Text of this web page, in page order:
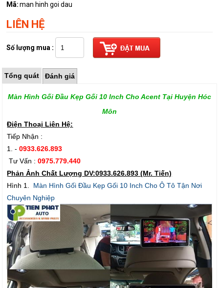
Mã: man hinh goi dau
LIÊN HỆ
Số lượng mua :
Tổng quát Đánh giá
Màn Hình Gối Đầu Kẹp Gối 10 Inch Cho Acent Tại Huyện Hóc
Môn
Điện Thoại Liên Hệ:
Tiếp Nhận :
1. -0933.626.893
Tư Vấn :0975.779.440
Phản Ảnh Chất Lượng DV:0933.626.893 (Mr. Tiến)
Hình 1. Màn Hình Gối Đầu Kẹp Gối 10 Inch Cho Ô Tô Tận Nơi
Chuyên Nghiệp